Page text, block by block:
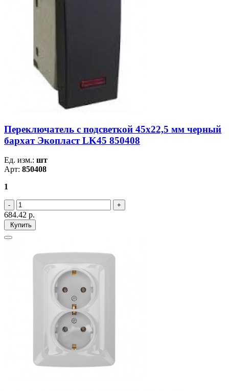
Переключатель с подсветкой 45х22,5 мм черный
бархат Экопласт LK45 850408
Ед. изм.: шт
Арт: 850408
1
684.42 р.
Купить